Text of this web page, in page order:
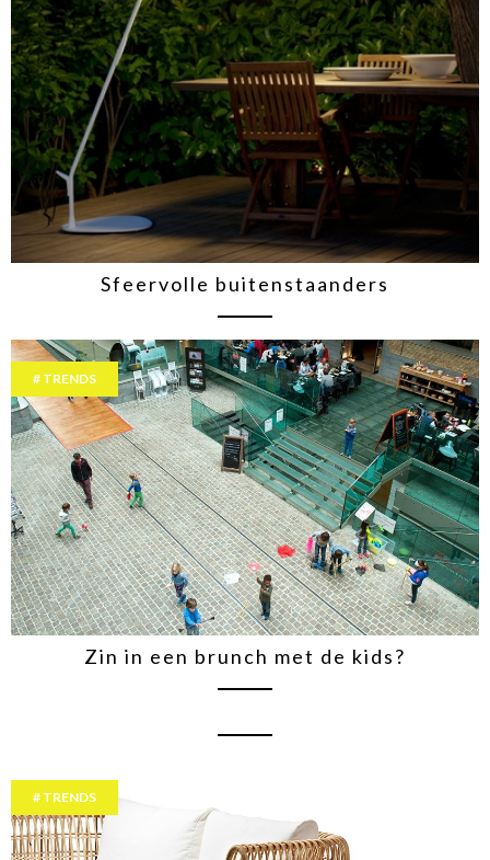
Sfeervolle buitenstaanders
TRENDS
Zin in een brunch met de kids?
TRENDS